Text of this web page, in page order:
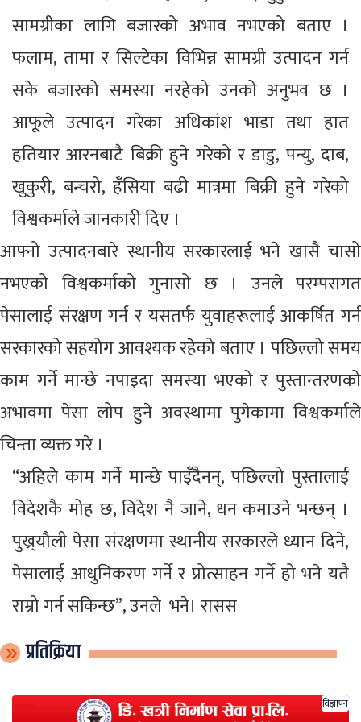
सामग्रीका लागि बजारको अभाव नभएको बताए ।
फलाम, तामा र सिल्टेका विभिन्न सामग्री उत्पादन गर्न
सके बजारको समस्या नरहेको उनको अनुभव छ ।
आफूले उत्पादन गरेका अधिकांश भाडा तथा हात
हतियार आरनबाटै बिक्री हुने गरेको र डाडु, पन्यु, दाब,
खुकुरी, बन्चरो, हँसिया बढी मात्रमा बिक्री हुने गरेको
विश्वकर्माले जानकारी दिए ।
आफ्नो उत्पादनबारे स्थानीय सरकारलाई भने खासै चासो
नभएको विश्वकर्माको गुनासो छ । उनले परम्परागत
पेसालाई संरक्षण गर्न र यसतर्फ युवाहरूलाई आकर्षित गर्न
सरकारको सहयोग आवश्यक रहेको बताए । पछिल्लो समय
काम गर्ने मान्छे नपाइदा समस्या भएको र पुस्तान्तरणको
अभावमा पेसा लोप हुने अवस्थामा पुगेकामा विश्वकर्माले
चिन्ता व्यक्त गरे ।
“अहिले काम गर्ने मान्छे पाइँदैनन्, पछिल्लो पुस्तालाई
विदेशकै मोह छ, विदेश नै जाने, धन कमाउने भन्छन् ।
पुख्र्यौली पेसा संरक्षणमा स्थानीय सरकारले ध्यान दिने,
पेसालाई आधुनिकरण गर्ने र प्रोत्साहन गर्ने हो भने यतै
राम्रो गर्न सकिन्छ”, उनले भने। रासस
प्रतिक्रिया
विज्ञापन